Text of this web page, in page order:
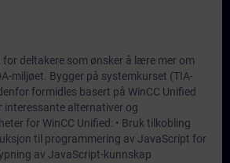
deltakere som ønsker å lære mer om
miljøet. Bygger på systemkurset (TIA-
formidles basert på WinCC Unified
interessante alternativer og
for WinCC Unified: • Bruk tilkobling
til programmering av JavaScript for
av JavaScript-kunnskap